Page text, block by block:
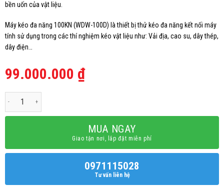
bền uốn của vật liệu.
Máy kéo đa năng 100KN (WDW-100D) là thiết bị thử kéo đa năng kết nối máy
tính sử dụng trong các thí nghiệm kéo vật liệu như: Vải địa, cao su, dây thép,
dây điện…
99.000.000 ₫
Máy kéo đa năng 100KN vải địa kỹ thuật số lượng
MUA NGAY
Giao tận nơi, lắp đặt miễn phí
0971115028
Tư vấn liên hệ